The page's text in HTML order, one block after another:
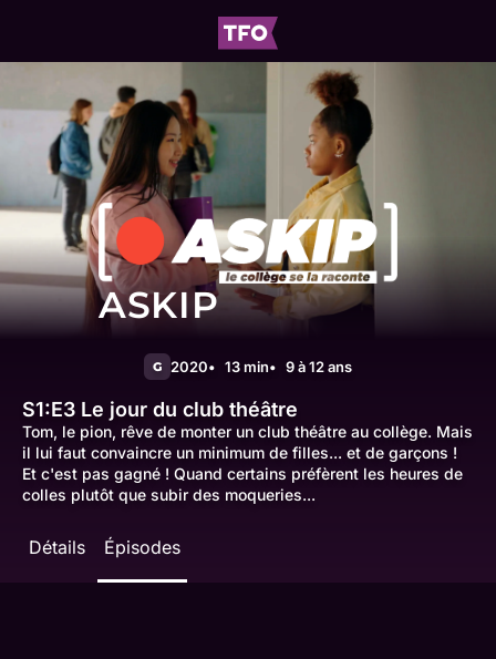
ASKIP
G 2020 13 min 9 à 12 ans
S1:E3 Le jour du club théâtre
Tom, le pion, rêve de monter un club théâtre au collège. Mais
il lui faut convaincre un minimum de filles... et de garçons !
Et c'est pas gagné ! Quand certains préfèrent les heures de
colles plutôt que subir des moqueries...
Détails Épisodes